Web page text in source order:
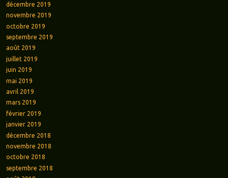
décembre 2019
novembre 2019
octobre 2019
septembre 2019
août 2019
juillet 2019
juin 2019
mai 2019
avril 2019
mars 2019
février 2019
janvier 2019
décembre 2018
novembre 2018
octobre 2018
septembre 2018